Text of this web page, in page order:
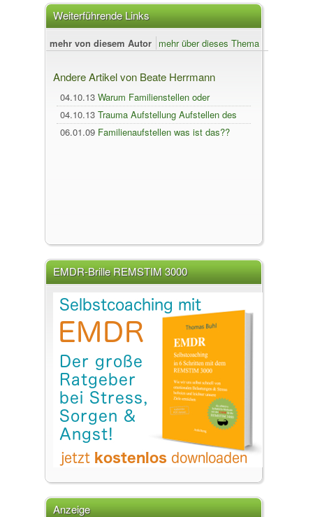
Weiterführende Links
mehr von diesem Autor mehr über dieses Thema
Andere Artikel von Beate Herrmann
04.10.13 Warum Familienstellen oder
Gesprächstherapie?
04.10.13 Trauma Aufstellung Aufstellen des
Anliegens
06.01.09 Familienaufstellen was ist das??
EMDR-Brille REMSTIM 3000
Anzeige